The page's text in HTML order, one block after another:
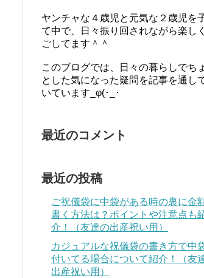
ヤンチャな４歳児と元気な２歳児を
て中で、日々振り回されながら楽し
ごしてます＾＾
このブログでは、日々の暮らしでち
とした気になった疑問を記事を通し
いています_φ(･_･
最近のコメント
最近の投稿
ご祝儀袋に中袋がある時の裏に金
書く方法は？ポイントや注意点も
介！（友達の出産祝い用）
カジュアルな祝儀袋の書き方で中
付いてる場合について紹介！（友
出産祝い用）